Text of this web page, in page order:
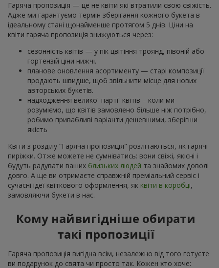
Гаряча пропозиція — це не квіти які втратили свою свіжість.
Адже ми гарантуємо термін зберігання кожного букета в
ідеальному стані щонайменше протягом 5 днів. Ціни на
квіти гаряча пропозиція знижуються через:
сезонність квітів — у пік цвітіння троянд, півоній або
гортензій ціни нижчі.
планове оновлення асортименту — старі композиції
продають швидше, щоб звільнити місце для нових
авторських букетів.
надходження великої партії квітів – коли ми
розуміємо, що квітів замовлено більше ніж потрібно,
робимо привабливі варіанти дешевшими, зберігши
якість
Квіти з розділу “Гаряча пропозиція" розлітаються, як гарячі
пиріжки. Отже можете не сумніватись: вони свіжі, якісні і
будуть радувати ваших близьких людей та знайомих доволі
довго. А ще ви отримаєте справжній преміальний сервіс і
сучасні ідеї квіткового оформлення, як квіти в коробці,
замовляючи букети в нас.
Кому найвигідніше обирати
такі пропозиції
Гаряча пропозиція вигідна всім, незалежно від того готуєте
ви подарунок до свята чи просто так. Кожен хто хоче: